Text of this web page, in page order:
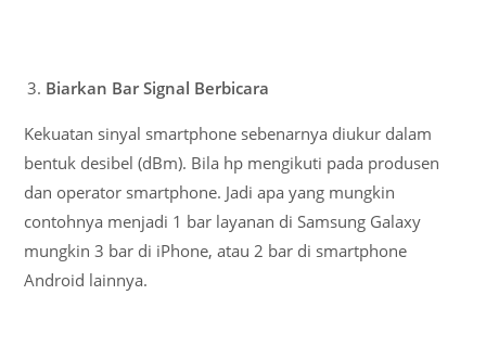
Biarkan Bar Signal Berbicara
Kekuatan sinyal smartphone sebenarnya diukur dalam
bentuk desibel (dBm). Bila hp mengikuti pada produsen
dan operator smartphone. Jadi apa yang mungkin
contohnya menjadi 1 bar layanan di Samsung Galaxy
mungkin 3 bar di iPhone, atau 2 bar di smartphone
Android lainnya.